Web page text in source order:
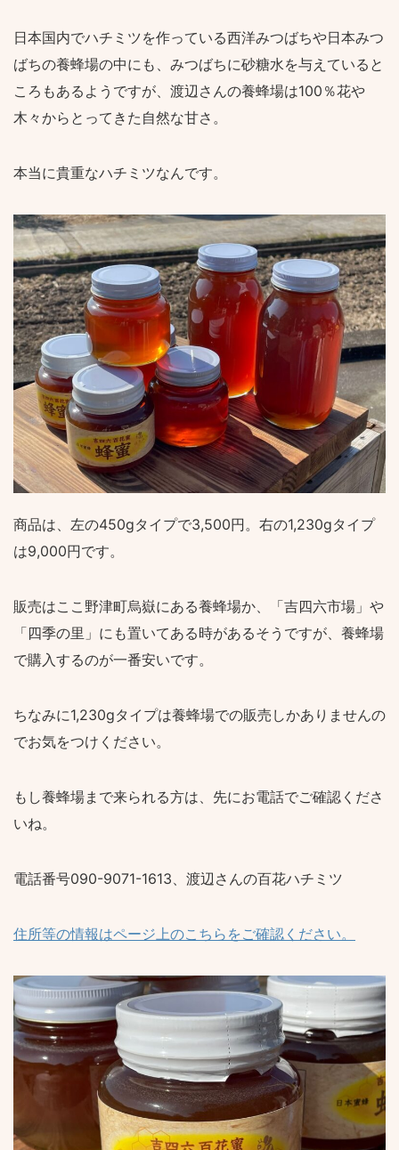
日本国内でハチミツを作っている西洋みつばちや日本みつ
ばちの養蜂場の中にも、みつばちに砂糖水を与えていると
ころもあるようですが、渡辺さんの養蜂場は100％花や
木々からとってきた自然な甘さ。
本当に貴重なハチミツなんです。
商品は、左の450gタイプで3,500円。右の1,230gタイプ
は9,000円です。
販売はここ野津町烏嶽にある養蜂場か、「吉四六市場」や
「四季の里」にも置いてある時があるそうですが、養蜂場
で購入するのが一番安いです。
ちなみに1,230gタイプは養蜂場での販売しかありませんの
でお気をつけください。
もし養蜂場まで来られる方は、先にお電話でご確認くださ
いね。
電話番号090-9071-1613、渡辺さんの百花ハチミツ
住所等の情報はページ上のこちらをご確認ください。